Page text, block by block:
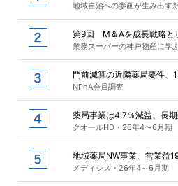
地域自治への参画が生み出す
第9回 M＆Aを成長戦略と
業務スーパーの神戸物産に学
門前減算の近隣薬局要件、
NPhA会員調査
薬局事業は4.7％減益、長
クオールHD・26年4〜6月期
地域薬局NW事業、営業益
メディシス・26年4～6月期